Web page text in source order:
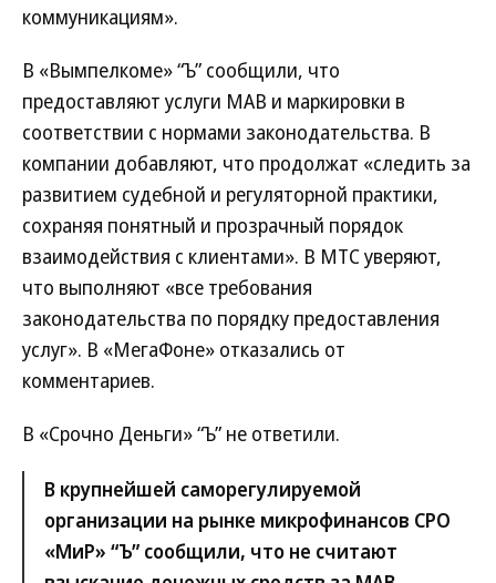
коммуникациям».
В «Вымпелкоме» “Ъ” сообщили, что
предоставляют услуги МАВ и маркировки в
соответствии с нормами законодательства. В
компании добавляют, что продолжат «следить за
развитием судебной и регуляторной практики,
сохраняя понятный и прозрачный порядок
взаимодействия с клиентами». В МТС уверяют,
что выполняют «все требования
законодательства по порядку предоставления
услуг». В «МегаФоне» отказались от
комментариев.
В «Срочно Деньги» “Ъ” не ответили.
В крупнейшей саморегулируемой
организации на рынке микрофинансов СРО
«МиР» “Ъ” сообщили, что не считают